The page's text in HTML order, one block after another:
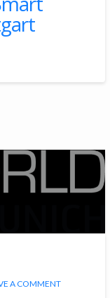
A COMMENT